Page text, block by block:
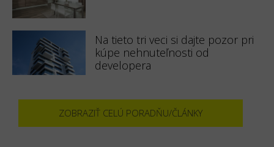
Na tieto tri veci si dajte pozor pri
kúpe nehnuteľnosti od
developera
ZOBRAZIŤ CELÚ PORADŇU/ČLÁNKY